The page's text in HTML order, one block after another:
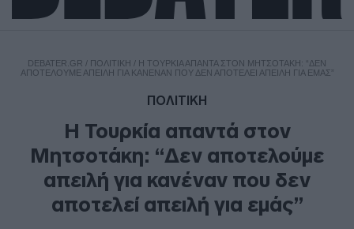
DEBATER.GR / ΠΟΛΙΤΙΚΗ / Η ΤΟΥΡΚΊΑ ΑΠΑΝΤΆ ΣΤΟΝ ΜΗΤΣΟΤΆΚΗ: “ΔΕΝ
ΑΠΟΤΕΛΟΎΜΕ ΑΠΕΙΛΉ ΓΙΑ ΚΑΝΈΝΑΝ ΠΟΥ ΔΕΝ ΑΠΟΤΕΛΕΊ ΑΠΕΙΛΉ ΓΙΑ ΕΜΆΣ”
ΠΟΛΙΤΙΚΗ
Η Τουρκία απαντά στον
Μητσοτάκη: “Δεν αποτελούμε
απειλή για κανέναν που δεν
αποτελεί απειλή για εμάς”